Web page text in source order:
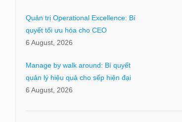
Quản trị Operational Excellence: Bí
quyết tối ưu hóa cho CEO
6 August, 2026
Manage by walk around: Bí quyết
quản lý hiệu quả cho sếp hiện đại
6 August, 2026